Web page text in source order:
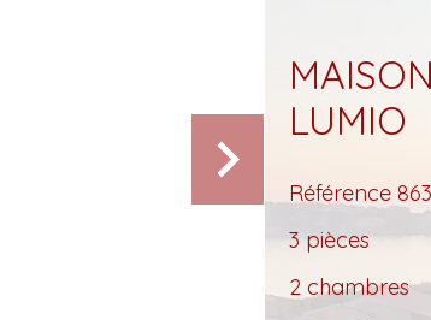
MAISON
LUMIO
Référence
3 pièces
2 chambres